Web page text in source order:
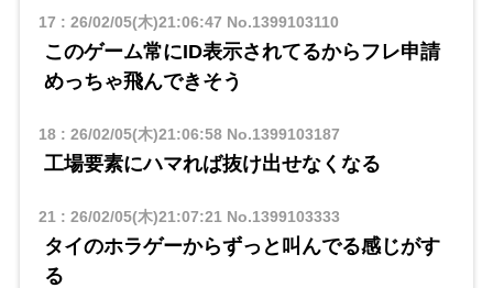
17 : 26/02/05(木)21:06:47 No.1399103110
このゲーム常にID表示されてるからフレ申請
めっちゃ飛んできそう
18: 26/02/05(木)21:06:58No.1399103187
工場要素にハマれば抜け出せなくなる
21 : 26/02/05(木)21:07:21 No.1399103333
タイのホラゲーからずっと叫んでる感じがす
る